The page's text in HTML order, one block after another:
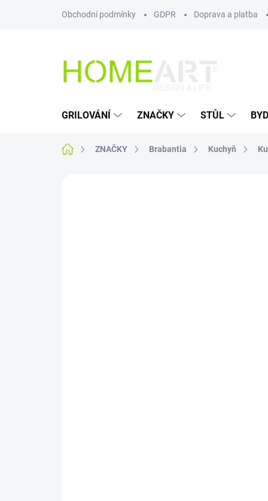
Obchodní podmínky GDPR Doprava a platba
GRILOVÁNÍ ZNAČKY STŮL
Domů ZNAČKY Brabantia Kuchyň